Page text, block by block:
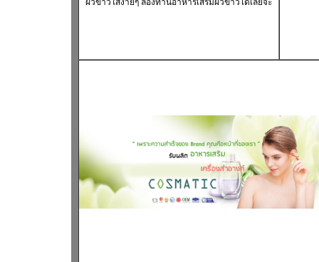
ผิวขาวใสง่ายๆ ลองทานอาหารเสริมผิวขาวได้เลยจ้ะ